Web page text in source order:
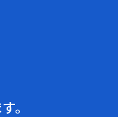
。